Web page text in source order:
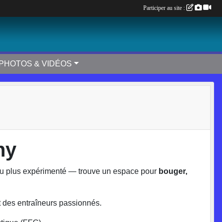
PHOTOS & VIDÉOS
plus expérimenté — trouve un espace pour bouger,
entraîneurs passionnés.
Participer au site :